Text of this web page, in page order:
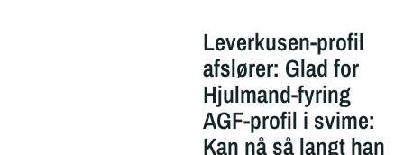
Leverkusen-profil
afslører: Glad for
Hjulmand-fyring
AGF-profil i svime:
Kan nå så langt han